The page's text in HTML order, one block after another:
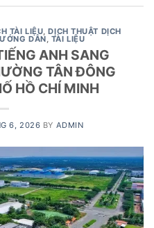
TÀI LIỆU,DỊCH THUẬT DỊCH
DẪN, TÀI LIỆU
ANH SANG
TÂN ĐÔNG
HỒ CHÍ MINH
6, 2026 BY ADMIN